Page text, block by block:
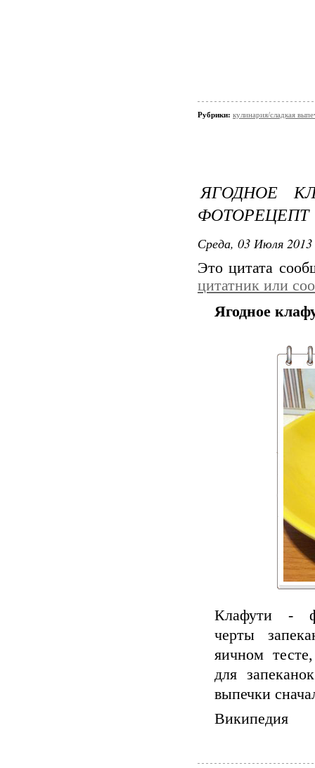
Рубрики: кулинария/сладкая
ЯГОДНОЕ
ФОТОРЕЦЕПТ
Среда, 03 Июля
Это цитата
цитатник или
Ягодное
Клафути -
черты
яичном
для
выпечки
Википедия